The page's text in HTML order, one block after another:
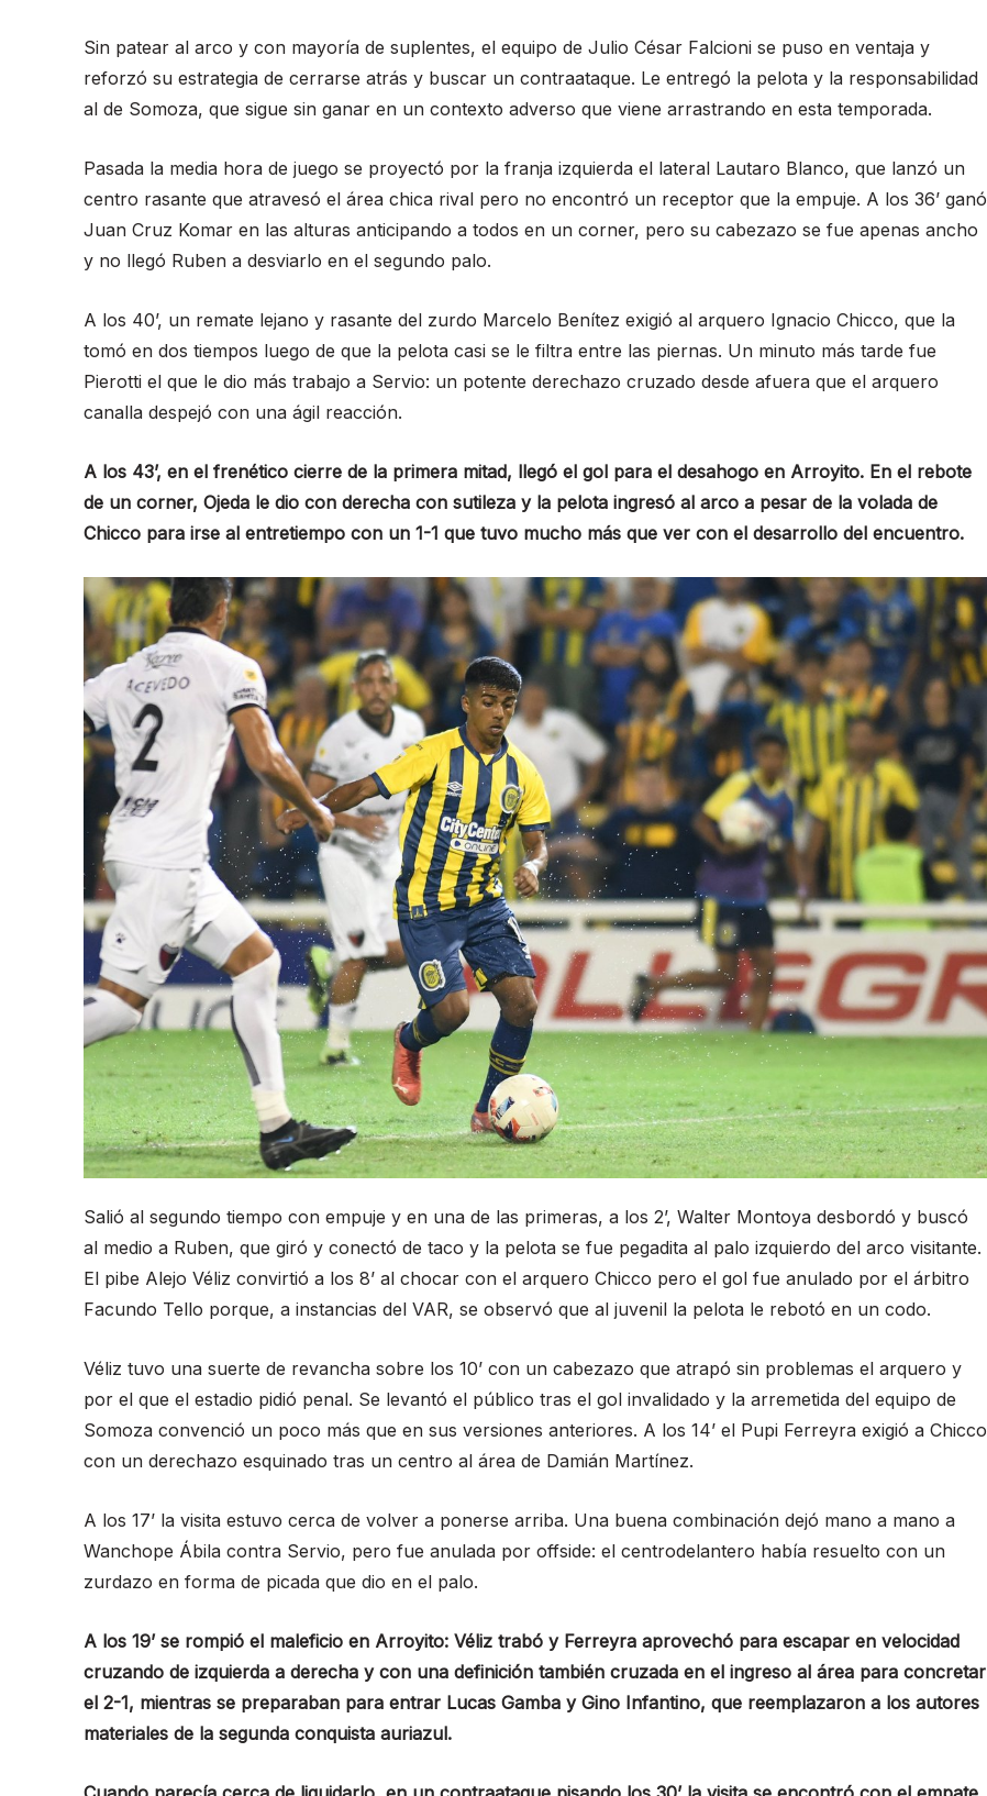
Sin patear al arco y con mayoría de suplentes, el equipo de Julio César Falcioni se puso en ventaja y
reforzó su estrategia de cerrarse atrás y buscar un contraataque. Le entregó la pelota y la responsabilidad
al de Somoza, que sigue sin ganar en un contexto adverso que viene arrastrando en esta temporada.
Pasada la media hora de juego se proyectó por la franja izquierda el lateral Lautaro Blanco, que lanzó un
centro rasante que atravesó el área chica rival pero no encontró un receptor que la empuje. A los 36’ ganó
Juan Cruz Komar en las alturas anticipando a todos en un corner, pero su cabezazo se fue apenas ancho
y no llegó Ruben a desviarlo en el segundo palo.
A los 40’, un remate lejano y rasante del zurdo Marcelo Benítez exigió al arquero Ignacio Chicco, que la
tomó en dos tiempos luego de que la pelota casi se le filtra entre las piernas. Un minuto más tarde fue
Pierotti el que le dio más trabajo a Servio: un potente derechazo cruzado desde afuera que el arquero
canalla despejó con una ágil reacción.
A los 43’, en el frenético cierre de la primera mitad, llegó el gol para el desahogo en Arroyito. En el rebote
de un corner, Ojeda le dio con derecha con sutileza y la pelota ingresó al arco a pesar de la volada de
Chicco para irse al entretiempo con un 1-1 que tuvo mucho más que ver con el desarrollo del encuentro.
Salió al segundo tiempo con empuje y en una de las primeras, a los 2’, Walter Montoya desbordó y buscó
al medio a Ruben, que giró y conectó de taco y la pelota se fue pegadita al palo izquierdo del arco visitante.
El pibe Alejo Véliz convirtió a los 8’ al chocar con el arquero Chicco pero el gol fue anulado por el árbitro
Facundo Tello porque, a instancias del VAR, se observó que al juvenil la pelota le rebotó en un codo.
Véliz tuvo una suerte de revancha sobre los 10’ con un cabezazo que atrapó sin problemas el arquero y
por el que el estadio pidió penal. Se levantó el público tras el gol invalidado y la arremetida del equipo de
Somoza convenció un poco más que en sus versiones anteriores. A los 14’ el Pupi Ferreyra exigió a Chicco
con un derechazo esquinado tras un centro al área de Damián Martínez.
A los 17’ la visita estuvo cerca de volver a ponerse arriba. Una buena combinación dejó mano a mano a
Wanchope Ábila contra Servio, pero fue anulada por offside: el centrodelantero había resuelto con un
zurdazo en forma de picada que dio en el palo.
A los 19’ se rompió el maleficio en Arroyito: Véliz trabó y Ferreyra aprovechó para escapar en velocidad
cruzando de izquierda a derecha y con una definición también cruzada en el ingreso al área para concretar
el 2-1, mientras se preparaban para entrar Lucas Gamba y Gino Infantino, que reemplazaron a los autores
materiales de la segunda conquista auriazul.